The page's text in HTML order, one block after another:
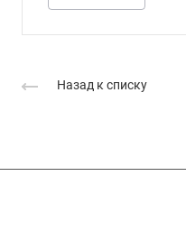
Назад к списку